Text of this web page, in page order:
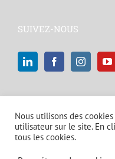
SUIVEZ-NOUS
Nous utilisons des
utilisateur sur le site. En
tous les cookies.